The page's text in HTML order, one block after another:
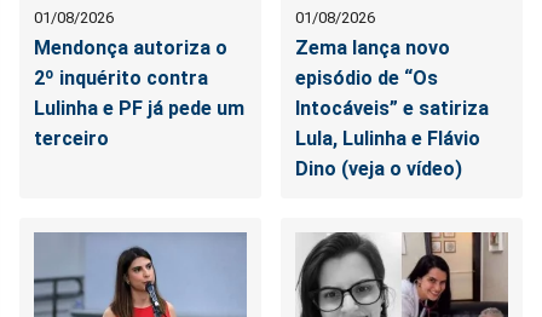
01/08/2026
Mendonça autoriza o
2º inquérito contra
Lulinha e PF já pede um
terceiro
01/08/2026
Zema lança novo
episódio de “Os
Intocáveis” e satiriza
Lula, Lulinha e Flávio
Dino (veja o vídeo)